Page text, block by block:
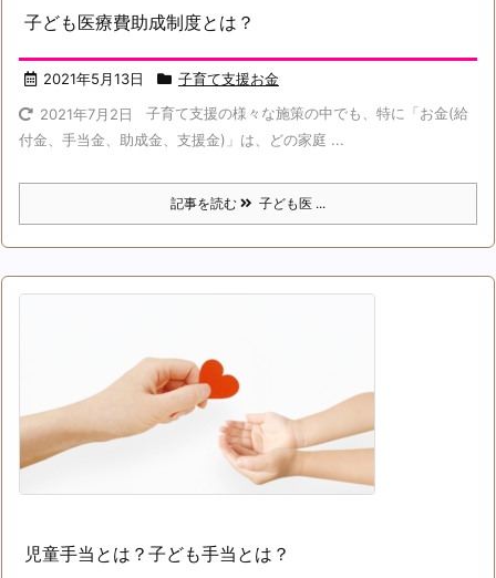
子ども医療費助成制度とは？
2021年5月13日
子育て支援お金
2021年7月2日
子育て支援の様々な施策の中でも、特に「お金(給
付金、手当金、助成金、支援金)」は、どの家庭 ...
記事を読む 子ども医 ...
児童手当とは？子ども手当とは？